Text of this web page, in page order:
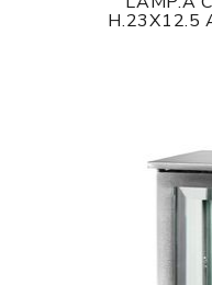
H.23X12.5